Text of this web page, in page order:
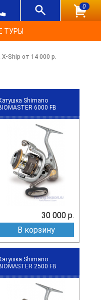
0
ТУРЫ
Ship от 14 000 р.
Shimano
6000 FB
30 000 р.
В корзину
Shimano
2500 FB